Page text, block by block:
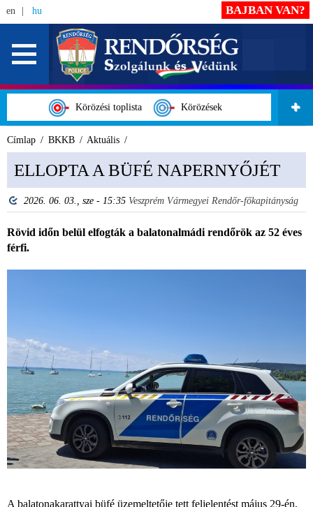
en hu
Körözési toplista Körözések
BAJBAN VAN?
Címlap BKKB Aktuális
ELLOPTA A BÜFÉ NAPERNYŐJÉT
2026. 06. 03., sze - 15:35 Veszprém Vármegyei Rendőr-főkapitányság
Rövid időn belül elfogták a balatonalmádi rendőrök az 52 éves
férfi.
A balatonakarattyai büfé üzemeltetője tett feljelentést május 29-én,